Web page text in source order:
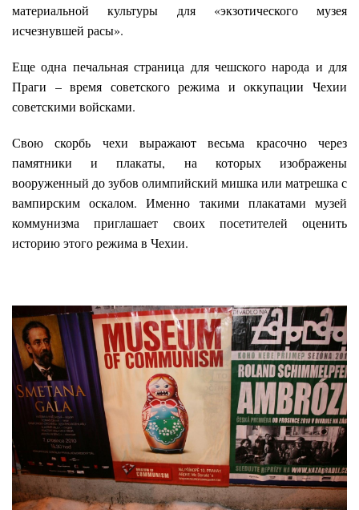
материальной культуры для «экзотического музея
исчезнувшей расы».
Еще одна печальная страница для чешского народа и для
Праги – время советского режима и оккупации Чехии
советскими войсками.
Свою скорбь чехи выражают весьма красочно через
памятники и плакаты, на которых изображены
вооруженный до зубов олимпийский мишка или матрешка с
вампирским оскалом. Именно такими плакатами музей
коммунизма приглашает своих посетителей оценить
историю этого режима в Чехии.